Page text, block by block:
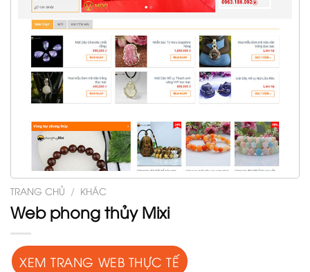
TRANG CHỦ / KHÁC
Web phong thủy Mixi
XEM TRANG WEB THỰC TẾ